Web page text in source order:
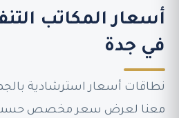
أسعار المكاتب
في جدة
نطاقات أسعار استرشادية
معنا لعرض سعر مخصص حسب